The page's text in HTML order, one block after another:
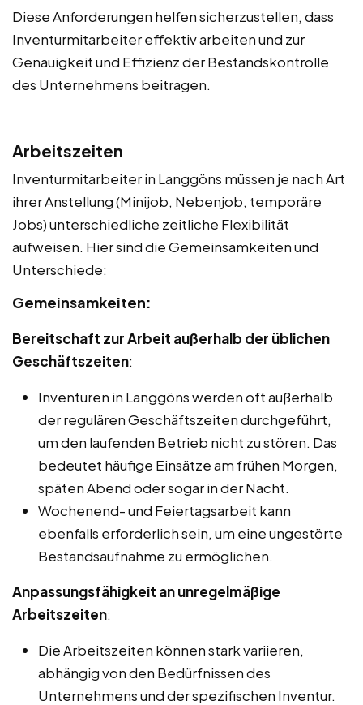
Diese Anforderungen helfen sicherzustellen, dass
Inventurmitarbeiter effektiv arbeiten und zur
Genauigkeit und Effizienz der Bestandskontrolle
des Unternehmens beitragen.
Arbeitszeiten
Inventurmitarbeiter in Langgöns müssen je nach Art
ihrer Anstellung (Minijob, Nebenjob, temporäre
Jobs) unterschiedliche zeitliche Flexibilität
aufweisen. Hier sind die Gemeinsamkeiten und
Unterschiede:
Gemeinsamkeiten:
Bereitschaft zur Arbeit außerhalb der üblichen
Geschäftszeiten:
Inventuren in Langgöns werden oft außerhalb
der regulären Geschäftszeiten durchgeführt,
um den laufenden Betrieb nicht zu stören. Das
bedeutet häufige Einsätze am frühen Morgen,
späten Abend oder sogar in der Nacht.
Wochenend- und Feiertagsarbeit kann
ebenfalls erforderlich sein, um eine ungestörte
Bestandsaufnahme zu ermöglichen.
Anpassungsfähigkeit an unregelmäßige
Arbeitszeiten:
Die Arbeitszeiten können stark variieren,
abhängig von den Bedürfnissen des
Unternehmens und der spezifischen Inventur.